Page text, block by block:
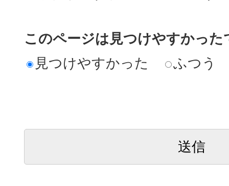
このページは見つけやすかった
見つけやすかった
ふつう